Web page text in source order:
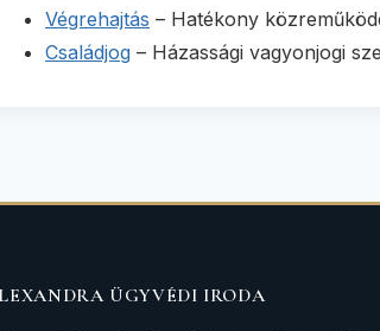
Végrehajtás – Hatékony
Családjog – Házassági vagyonjogi
ÜGYVÉDI IRODA